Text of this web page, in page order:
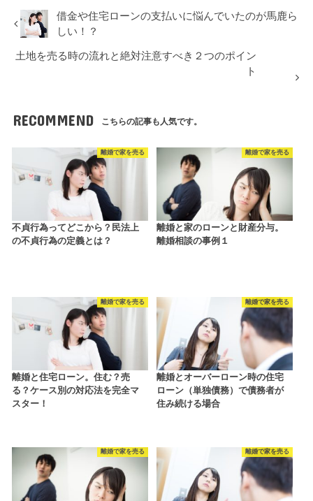
借金や住宅ローンの支払いに悩んでいたのが馬鹿ら
しい！？
土地を売る時の流れと絶対注意すべき２つのポイン
ト
RECOMMEND こちらの記事も人気です。
離婚で家を売る
不貞行為ってどこから？民法上
の不貞行為の定義とは？
離婚で家を売る
離婚と家のローンと財産分与。
離婚相談の事例１
離婚で家を売る
離婚と住宅ローン。住む？売
る？ケース別の対応法を完全マ
スター！
離婚で家を売る
離婚とオーバーローン時の住宅
ローン（単独債務）で債務者が
住み続ける場合
離婚で家を売る 離婚で家を売る